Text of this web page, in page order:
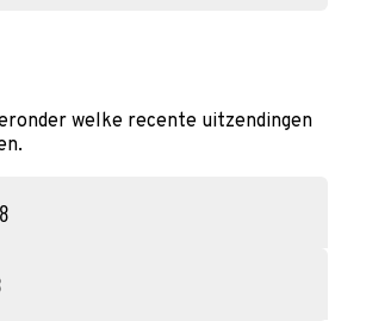
welke recente uitzendingen